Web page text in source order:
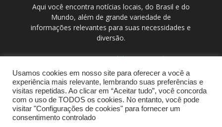
Aqui você encontra notícias locais, do Brasil e do
Mundo, além de grande variedade de
informações relevantes para suas necessidades e
diversão.
Contato:contato@odebateon.com.br /
comercia@odebateon.com.br
Usamos cookies em nosso site para oferecer a você a
experiência mais relevante, lembrando suas preferências e
visitas repetidas. Ao clicar em “Aceitar tudo”, você concorda
com o uso de TODOS os cookies. No entanto, você pode
visitar "Configurações de cookies" para fornecer um
consentimento controlado